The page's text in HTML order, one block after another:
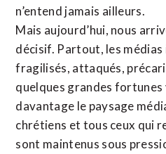
n’entend jamais ailleurs.
Mais aujourd’hui, nous
décisif. Partout, les
fragilisés, attaqués,
quelques grandes
davantage le paysage
chrétiens et tous ceux qui
sont maintenus sous